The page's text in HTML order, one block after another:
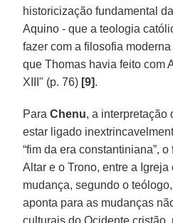
historicização fundamental
Aquino - que a teologia
fazer com a filosofia
que Thomas havia feito com
XIII" (p. 76) [9].
ParaChenu, a interpretação
estar ligado
“fim da era constantiniana”,
Altar e o Trono, entre a Igreja
mudança, segundo o
aponta para as mudanças
culturais do Ocidente cristão,